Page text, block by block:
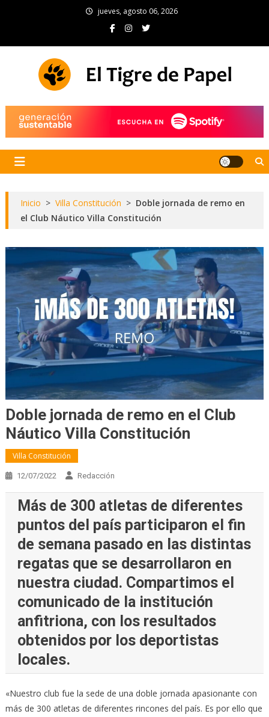
jueves, agosto 06, 2026
Inicio > Villa Constitución > Doble jornada de remo en
el Club Náutico Villa Constitución
Doble jornada de remo en el Club
Náutico Villa Constitución
Villa Constitución
12/07/2022 Redacción
Más de 300 atletas de diferentes
puntos del país participaron el fin
de semana pasado en las distintas
regatas que se desarrollaron en
nuestra ciudad. Compartimos el
comunicado de la institución
anfitriona, con los resultados
obtenidos por los deportistas
locales.
«Nuestro club fue la sede de una doble jornada apasionante con
más de 300 atletas de diferentes rincones del país. Es por ello que